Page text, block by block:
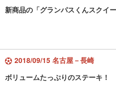
新商品の「グランパスくんスクイ
2018/09/15 名古屋－長崎
ボリュームたっぷりのステーキ！